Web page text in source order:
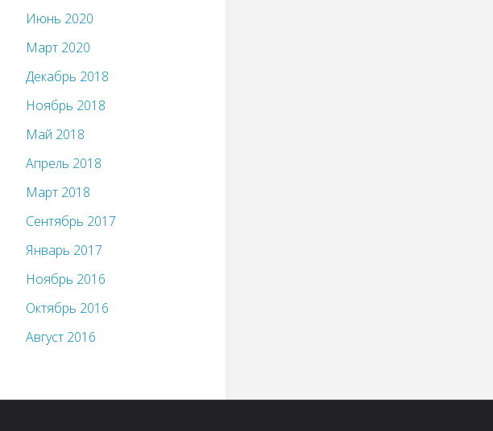
Июнь 2020
Март 2020
Декабрь 2018
Ноябрь 2018
Май 2018
Апрель 2018
Март 2018
Сентябрь 2017
Январь 2017
Ноябрь 2016
Октябрь 2016
Август 2016